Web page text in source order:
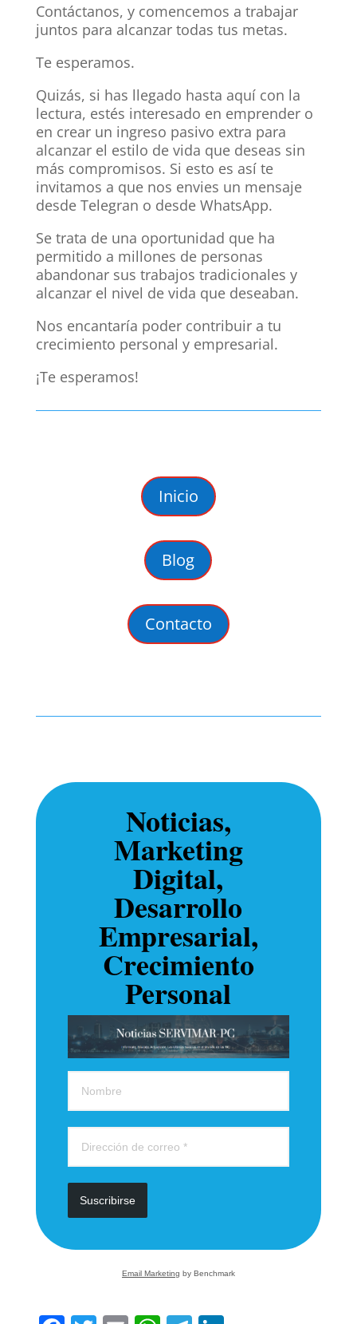
Contáctanos, y comencemos a trabajar
juntos para alcanzar todas tus metas.
Te esperamos.
Quizás, si has llegado hasta aquí con la
lectura, estés interesado en emprender o
en crear un ingreso pasivo extra para
alcanzar el estilo de vida que deseas sin
más compromisos. Si esto es así te
invitamos a que nos envies un mensaje
desde Telegran o desde WhatsApp.
Se trata de una oportunidad que ha
permitido a millones de personas
abandonar sus trabajos tradicionales y
alcanzar el nivel de vida que deseaban.
Nos encantaría poder contribuir a tu
crecimiento personal y empresarial.
¡Te esperamos!
Inicio
Blog
Contacto
Noticias,
Marketing
Digital,
Desarrollo
Empresarial,
Crecimiento
Personal
Suscribirse
Email Marketing by Benchmark